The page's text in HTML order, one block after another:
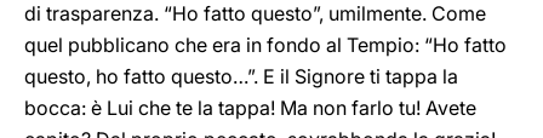
di trasparenza. “Ho fatto questo”, umilmente. Come
quel pubblicano che era in fondo al Tempio: “Ho fatto
questo, ho fatto questo…”. E il Signore ti tappa la
bocca: è Lui che te la tappa! Ma non farlo tu! Avete